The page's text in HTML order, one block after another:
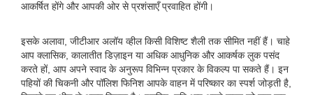
आकर्षित होंगे और आपकी ओर से प्रशंसाएँ प्रवाहित होंगी।
इसके अलावा, जीटीआर अलॉय व्हील किसी विशिष्ट शैली तक सीमित नहीं हैं। चाहे
आप क्लासिक, कालातीत डिज़ाइन या अधिक आधुनिक और आकर्षक लुक पसंद
करते हों, आप अपने स्वाद के अनुरूप विभिन्न प्रकार के विकल्प पा सकते हैं। इन
पहियों की चिकनी और पॉलिश फिनिश आपके वाहन में परिष्कार का स्पर्श जोड़ती है,